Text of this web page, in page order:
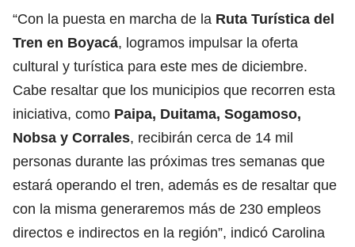
“Con la puesta en marcha de la Ruta Turística del
Tren en Boyacá, logramos impulsar la oferta
cultural y turística para este mes de diciembre.
Cabe resaltar que los municipios que recorren esta
iniciativa, como Paipa, Duitama, Sogamoso,
Nobsa y Corrales, recibirán cerca de 14 mil
personas durante las próximas tres semanas que
estará operando el tren, además es de resaltar que
con la misma generaremos más de 230 empleos
directos e indirectos en la región”, indicó Carolina